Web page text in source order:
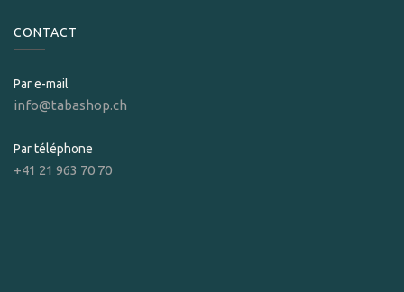
CONTACT
Par e-mail
info@tabashop.ch
Par téléphone
+41 21 963 70 70